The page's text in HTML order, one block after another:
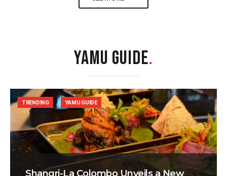
YAMU GUIDE.
Shangri-La Colombo Unveils a New
TRENDING YAMU GUIDE